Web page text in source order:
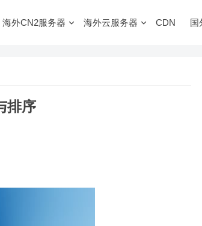
海外CN2服务器 海外云服务器 CDN 国
排序